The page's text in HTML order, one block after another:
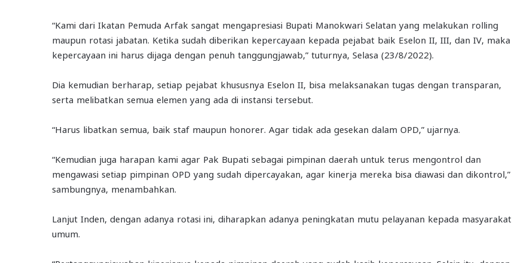
“Kami dari Ikatan Pemuda Arfak sangat mengapresiasi Bupati Manokwari Selatan yang melakukan rolling
maupun rotasi jabatan. Ketika sudah diberikan kepercayaan kepada pejabat baik Eselon II, III, dan IV, maka
kepercayaan ini harus dijaga dengan penuh tanggungjawab,” tuturnya, Selasa (23/8/2022).
Dia kemudian berharap, setiap pejabat khususnya Eselon II, bisa melaksanakan tugas dengan transparan,
serta melibatkan semua elemen yang ada di instansi tersebut.
“Harus libatkan semua, baik staf maupun honorer. Agar tidak ada gesekan dalam OPD,” ujarnya.
“Kemudian juga harapan kami agar Pak Bupati sebagai pimpinan daerah untuk terus mengontrol dan
mengawasi setiap pimpinan OPD yang sudah dipercayakan, agar kinerja mereka bisa diawasi dan dikontrol,”
sambungnya, menambahkan.
Lanjut Inden, dengan adanya rotasi ini, diharapkan adanya peningkatan mutu pelayanan kepada masyarakat
umum.